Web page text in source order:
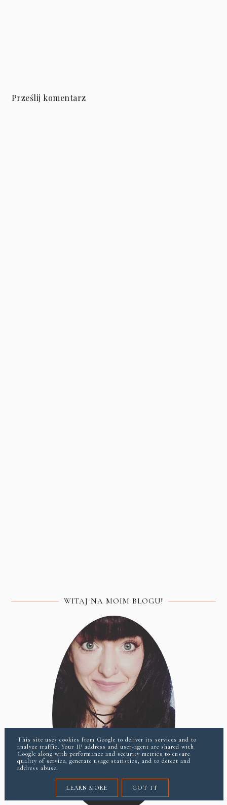
Prześlij komentarz
WITAJ NA MOIM BLOGU!
This site uses cookies from Google to deliver its services and to
analyze traffic. Your IP address and user-agent are shared with
Google along with performance and security metrics to ensure
quality of service, generate usage statistics, and to detect and
address abuse.
LEARN MORE GOT IT